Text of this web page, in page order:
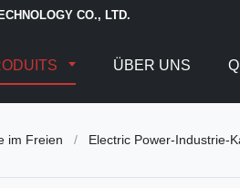
CO., LTD.
ÜBER UNS
im Freien / Electric Power-Industrie-